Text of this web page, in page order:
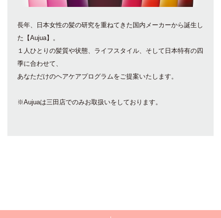
長年、日本女性の髪の研究を重ねてきた国内メーカーから誕生し
た【Aujua】。
１人ひとりの髪質や状態、ライフスタイル、そして日本特有の四
季に合わせて、
あなただけのヘアケアプログラムをご提案いたします。
※Aujuaは三田店でのみお取扱いをしております。